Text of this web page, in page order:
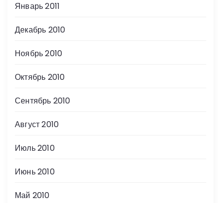
Январь 2011
Декабрь 2010
Ноябрь 2010
Октябрь 2010
Сентябрь 2010
Август 2010
Июль 2010
Июнь 2010
Май 2010